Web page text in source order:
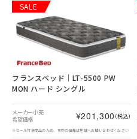
SALE
フランスベッド｜LT-5500 PW
MON ハード シングル
メーカー小売
希望価格
¥201,300 (税込)
※セール対象商品のため、実際の価格は店舗へお問い合わせください